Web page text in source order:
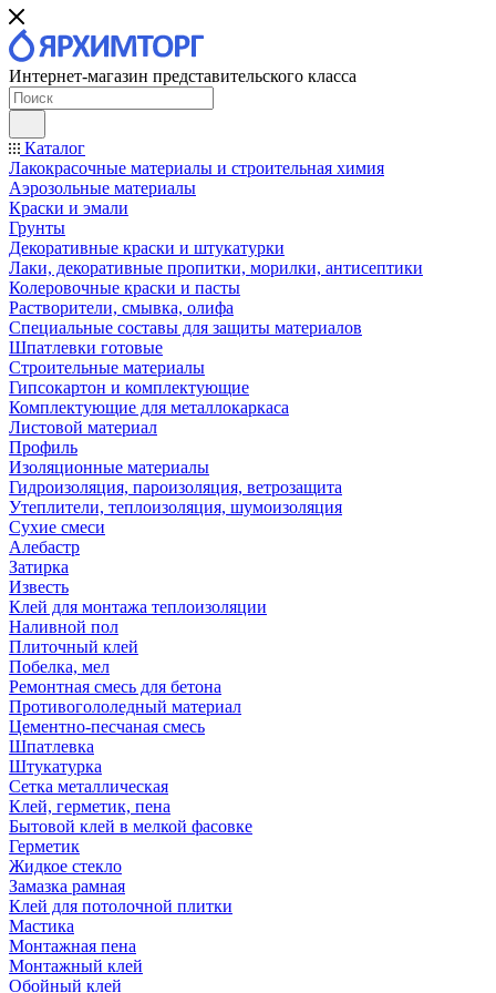
Интернет-магазин представительского класса
Каталог
Лакокрасочные материалы и строительная химия
Аэрозольные материалы
Краски и эмали
Грунты
Декоративные краски и штукатурки
Лаки, декоративные пропитки, морилки, антисептики
Колеровочные краски и пасты
Растворители, смывка, олифа
Специальные составы для защиты материалов
Шпатлевки готовые
Строительные материалы
Гипсокартон и комплектующие
Комплектующие для металлокаркаса
Листовой материал
Профиль
Изоляционные материалы
Гидроизоляция, пароизоляция, ветрозащита
Утеплители, теплоизоляция, шумоизоляция
Сухие смеси
Алебастр
Затирка
Известь
Клей для монтажа теплоизоляции
Наливной пол
Плиточный клей
Побелка, мел
Ремонтная смесь для бетона
Противогололедный материал
Цементно-песчаная смесь
Шпатлевка
Штукатурка
Сетка металлическая
Клей, герметик, пена
Бытовой клей в мелкой фасовке
Герметик
Жидкое стекло
Замазка рамная
Клей для потолочной плитки
Мастика
Монтажная пена
Монтажный клей
Обойный клей